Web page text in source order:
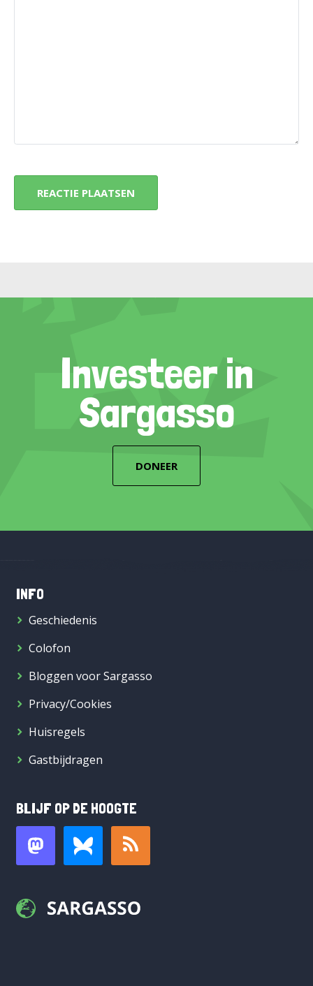
Investeer in
Sargasso
DONEER
INFO
Geschiedenis
Colofon
Bloggen voor Sargasso
Privacy/Cookies
Huisregels
Gastbijdragen
BLIJF OP DE HOOGTE